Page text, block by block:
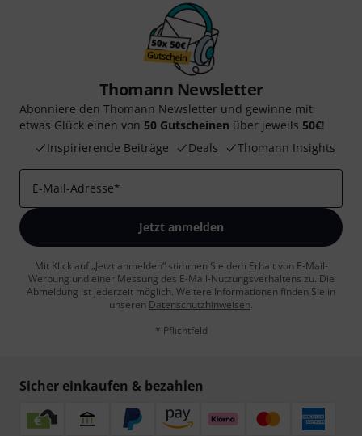
Thomann Newsletter
Abonniere den Thomann Newsletter und gewinne mit
etwas Glück einen von 50 Gutscheinen über jeweils 50€!
Inspirierende Beiträge
Deals Thomann Insights
E-Mail-Adresse*
Jetzt anmelden
Mit Klick auf „Jetzt anmelden“ stimmen Sie dem Erhalt von E-Mail-
Werbung und einer Messung des E-Mail-Nutzungsverhaltens zu. Die
Abmeldung ist jederzeit möglich. Weitere Informationen finden Sie in
unseren Datenschutzhinweisen.
* Pflichtfeld
Sicher einkaufen & bezahlen